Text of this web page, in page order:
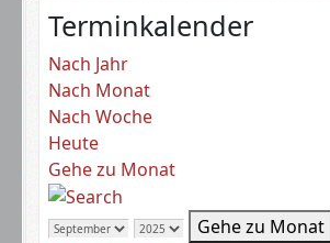
Terminkalender
Nach Jahr
Nach Monat
Nach Woche
Heute
Gehe zu Monat
Gehe zu Monat